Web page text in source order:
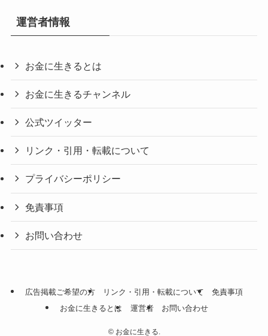
運営者情報
お金に生きるとは
お金に生きるチャンネル
公式ツイッター
リンク・引用・転載について
プライバシーポリシー
免責事項
お問い合わせ
広告掲載ご希望の方 リンク・引用・転載について
免責事項
お金に生きるとは
運営者 お問い合わせ
©お金に生きる.